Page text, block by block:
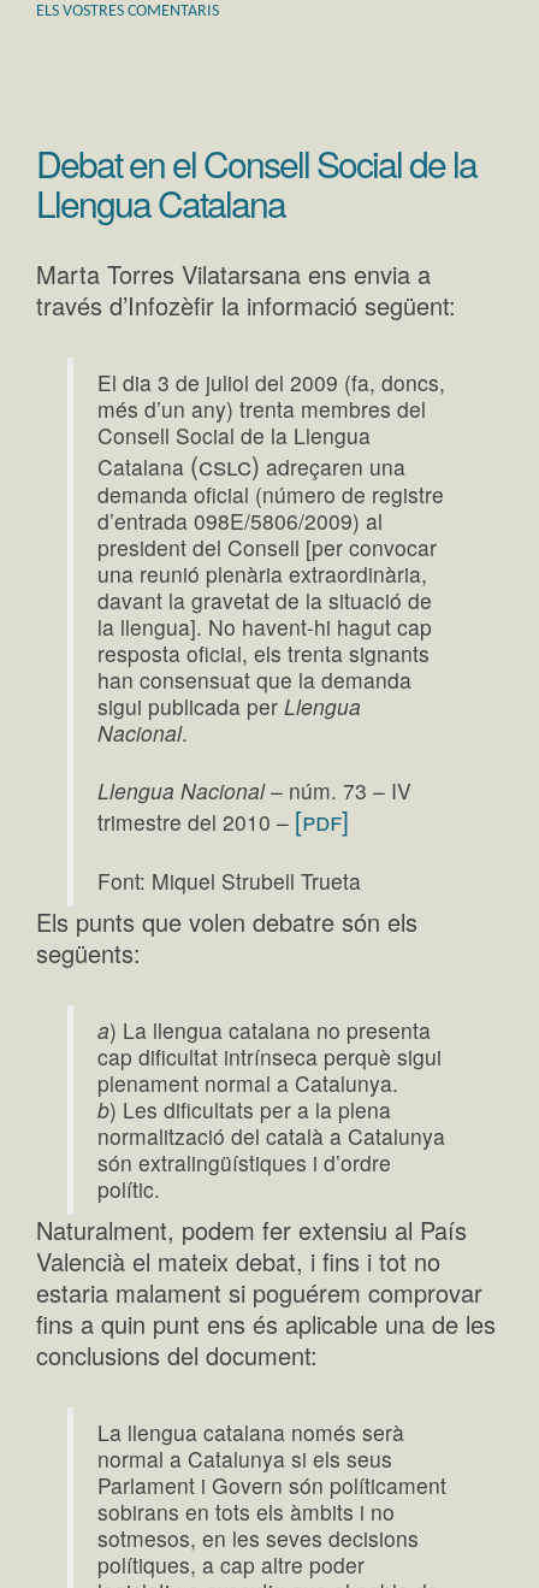
ELS VOSTRES COMENTARIS
Debat en el Consell Social de la
Llengua Catalana
Marta Torres Vilatarsana ens envia a
través d’Infozèfir la informació següent:
El dia 3 de juliol del 2009 (fa, doncs,
més d’un any) trenta membres del
Consell Social de la Llengua
Catalana (cslc) adreçaren una
demanda oficial (número de registre
d’entrada 098E/5806/2009) al
president del Consell [per convocar
una reunió plenària extraordinària,
davant la gravetat de la situació de
la llengua]. No havent-hi hagut cap
resposta oficial, els trenta signants
han consensuat que la demanda
sigui publicada perLlengua
Nacional.
Llengua Nacional– núm. 73 – IV
trimestre del 2010 – [pdf]
Font: Miquel Strubell Trueta
Els punts que volen debatre són els
següents:
a) La llengua catalana no presenta
cap dificultat intrínseca perquè sigui
plenament normal a Catalunya.
b) Les dificultats per a la plena
normalització del català a Catalunya
són extralingüístiques i d’ordre
polític.
Naturalment, podem fer extensiu al País
Valencià el mateix debat, i fins i tot no
estaria malament si poguérem comprovar
fins a quin punt ens és aplicable una de les
conclusions del document:
La llengua catalana només serà
normal a Catalunya si els seus
Parlament i Govern són políticament
sobirans en tots els àmbits i no
sotmesos, en les seves decisions
polítiques, a cap altre poder